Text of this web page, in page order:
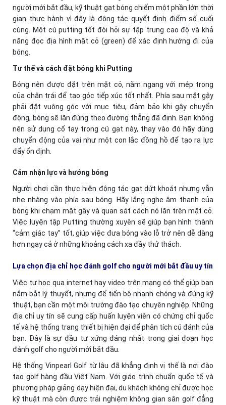
người mới bắt đầu, kỹ thuật gạt bóng chiếm một phần lớn thời
gian thực hành vì đây là động tác quyết định điểm số cuối
cùng. Một cú putting tốt đòi hỏi sự tập trung cao độ và khả
năng đọc địa hình mặt cỏ (green) để xác định hướng đi của
bóng.
Tư thế và cách đặt bóng khi Putting
Bóng nên được đặt trên mặt cỏ, nằm ngang với mép trong
của chân trái để tạo góc tiếp xúc tốt nhất. Phía sau mặt gậy
phải đặt vuông góc với mục tiêu, đảm bảo khi gậy chuyển
động, bóng sẽ lăn đúng theo đường thẳng đã định. Bạn không
nên sử dụng cổ tay trong cú gạt này, thay vào đó hãy dùng
chuyển động của vai như một con lắc đồng hồ để tạo ra lực
đẩy ổn định.
Cảm nhận lực và hướng bóng
Người chơi cần thực hiện động tác gạt dứt khoát nhưng vẫn
nhẹ nhàng vào phía sau bóng. Hãy lắng nghe âm thanh của
bóng khi chạm mặt gậy và quan sát cách nó lăn trên mặt cỏ.
Việc luyện tập Putting thường xuyên sẽ giúp bạn hình thành
“cảm giác tay” tốt, giúp việc đưa bóng vào lỗ trở nên dễ dàng
hơn ngay cả ở những khoảng cách xa đầy thử thách.
Lựa chọn địa chỉ học đánh golf cho người mới bắt đầu uy tín
Việc tự học qua internet hay video trên mạng có thể giúp bạn
nắm bắt lý thuyết, nhưng để tiến bộ nhanh chóng và đúng kỹ
thuật, bạn cần một môi trường đào tạo chuyên nghiệp. Những
địa chỉ uy tín sẽ cung cấp huấn luyện viên có chứng chỉ quốc
tế và hệ thống trang thiết bị hiện đại để phân tích cú đánh của
bạn. Đây là sự đầu tư xứng đáng nhất trong giai đoạn học
đánh golf cho người mới bắt đầu.
Hệ thống Vinpearl Golf từ lâu đã khẳng định vị thế là nơi đào
tạo golf hàng đầu Việt Nam. Với giáo trình chuẩn quốc tế và
phương pháp giảng dạy hiện đại, du khách không chỉ được học
kỹ thuật mà còn được trải nghiệm không gian sân golf đẳng